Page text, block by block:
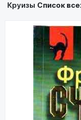
Круизы Список